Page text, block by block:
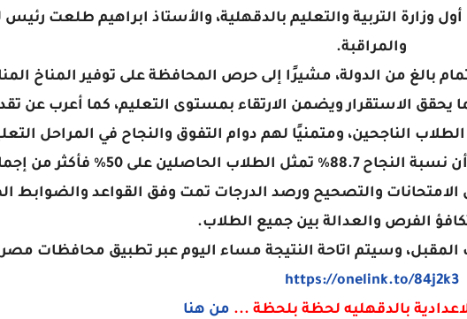
وزارة التربية والتعليم بالدقهلية، والأستاذ ابراهيم طلعت رئيس
والمراقبة.
بالغ من الدولة، مشيرًا إلى حرص المحافظة على توفير المناخ
يحقق الاستقرار ويضمن الارتقاء بمستوى التعليم، كما أعرب عن
الطلاب الناجحين، ومتمنيًا لهم دوام التفوق والنجاح في المراحل
ومن جانبه أوضح وكيل وزارة التربية والتعليم بالدقهلية أن نسبة
أن أعمال الامتحانات والتصحيح ورصد الدرجات تمت وفق القواعد والضوابط
الفرص والعدالة بين جميع الطلاب.
وسيتم اتاحة النتيجة مساء اليوم عبر تطبيق محافظات مصر
https://onelink.to/84j2k3
بالدقهليه لحظة بلحظة ... من هنا